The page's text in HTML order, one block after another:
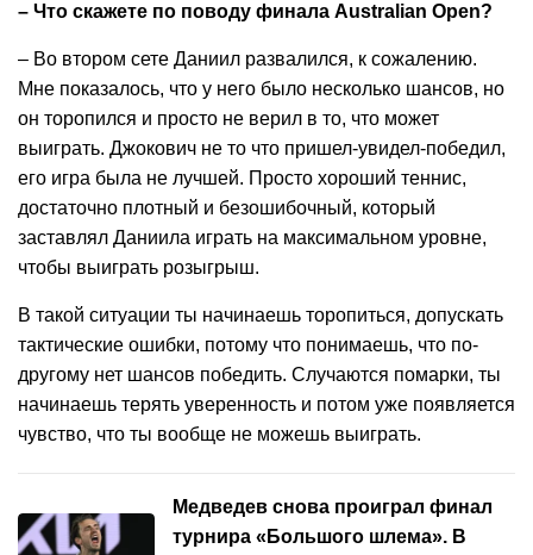
– Что скажете по поводу финала Australian Open?
– Во втором сете Даниил развалился, к сожалению.
Мне показалось, что у него было несколько шансов, но
он торопился и просто не верил в то, что может
выиграть. Джокович не то что пришел-увидел-победил,
его игра была не лучшей. Просто хороший теннис,
достаточно плотный и безошибочный, который
заставлял Даниила играть на максимальном уровне,
чтобы выиграть розыгрыш.
В такой ситуации ты начинаешь торопиться, допускать
тактические ошибки, потому что понимаешь, что по-
другому нет шансов победить. Случаются помарки, ты
начинаешь терять уверенность и потом уже появляется
чувство, что ты вообще не можешь выиграть.
Медведев снова проиграл финал
турнира «Большого шлема». В